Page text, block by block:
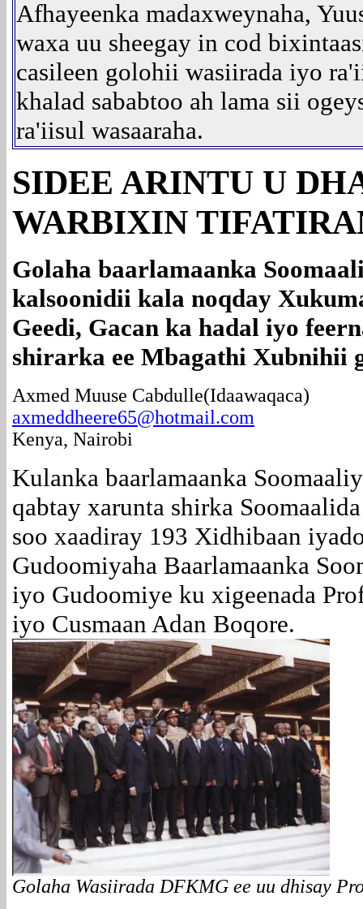
Afhayeenka madaxweynaha,
waxa uu sheegay in cod
casileen golohii wasiirada iyo
khalad sababtoo ah lama sii
ra'iisul wasaaraha.
SIDEE ARINTU U
WARBIXIN
Golaha baarlamaanka
kalsoonidii kala noqday
Geedi, Gacan ka hadal iyo
shirarka ee Mbagathi Xubnihii
Axmed Muuse Cabdulle(Idaawaqaca)
axmeddheere65@hotmail.com
Kenya, Nairobi
Kulanka baarlamaanka
qabtay xarunta shirka
soo xaadiray 193 Xidhibaan
Gudoomiyaha Baarlamaanka
iyo Gudoomiye ku xigeenada
iyo Cusmaan Adan Boqore.
Golaha Wasiirada DFKMG ee uu dhisay